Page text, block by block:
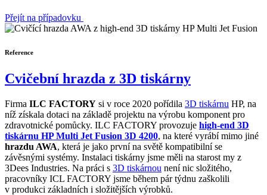
Přejít na případovku
Reference
Cvičební hrazda z 3D tiskárny
Firma ILC FACTORY si v roce 2020 pořídila 3D tiskárnu HP, na
níž získala dotaci na základě projektu na výrobu komponent pro
zdravotnické pomůcky. ILC FACTORY provozuje high-end 3D
tiskárnu HP Multi Jet Fusion 3D 4200, na které vyrábí mimo jiné
hrazdu AWA, která je jako první na světě kompatibilní se
závěsnými systémy. Instalaci tiskárny jsme měli na starost my z
3Dees Industries. Na práci s 3D tiskárnou není nic složitého,
pracovníky ICL FACTORY jsme během pár týdnu zaškolili
v produkci základních i složitějších výrobků.